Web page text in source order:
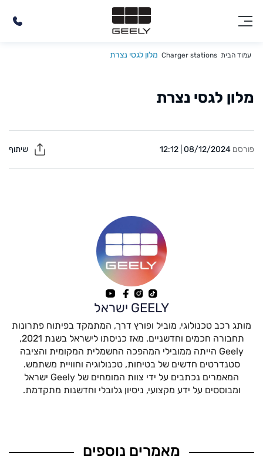
עמוד הבית Charger stations מלון לגסי נצרת
מלון לגסי נצרת
פורסם 08/12/2024 | 12:12
GEELY ישראל
מותג רכב טכנולוגי, מוביל ופורץ דרך, המתמקד בפיתוח פתרונות
תחבורה חכמים וחדשניים. מאז כניסתו לישראל בשנת 2021,
Geely הייתה ממובילי המהפכה החשמלית המקומית והציבה
סטנדרטים חדשים של בטיחות, טכנולוגיה וחוויית משתמש.
המאמרים נכתבים על ידי צוות המומחים של Geely ישראל
ומבוססים על ידע מקצועי, ניסיון גלובלי וחדשנות מתקדמת.
מאמרים נוספים